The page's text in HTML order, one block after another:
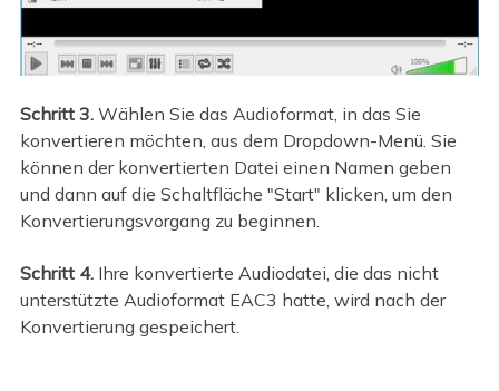
Schritt 3. Wählen Sie das Audioformat, in das Sie
konvertieren möchten, aus dem Dropdown-Menü. Sie
können der konvertierten Datei einen Namen geben
und dann auf die Schaltfläche "Start" klicken, um den
Konvertierungsvorgang zu beginnen.
Schritt 4. Ihre konvertierte Audiodatei, die das nicht
unterstützte Audioformat EAC3 hatte, wird nach der
Konvertierung gespeichert.